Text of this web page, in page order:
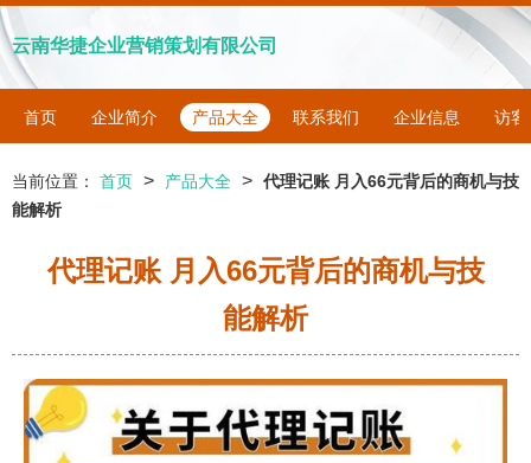
云南华捷企业营销策划有限公司
首页 企业简介 产品大全 联系我们 企业信息 访客
当前位置： 首页 > 产品大全 > 代理记账 月入66元背后的商机与技
能解析
代理记账 月入66元背后的商机与技
能解析